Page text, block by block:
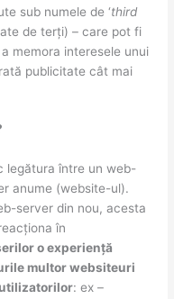
sub numele de ‘third
de terți) – care pot fi
memora interesele unui
publicitate cât mai
legătura între un web-
anume (website-ul).
server din nou, acesta
în
o experiență
multor websiteuri
: ex –